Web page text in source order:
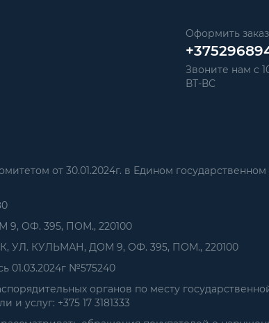
Оформить заказ
Звоните нам с
ВТ-ВС
от 30.01.2024г. в Едином
ОФ. 395, ПОМ., 220100
УЛ. КУЛЬМАН, ДОМ 9, ОФ. 395, ПОМ., 220100
01.03.2024г №575240
органов по месту
услуг: +375 17 3181333